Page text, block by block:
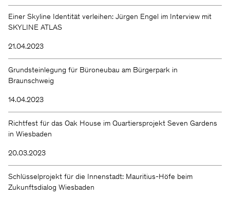
Einer Skyline Identität verleihen: Jürgen Engel im Interview mit
SKYLINE ATLAS
21.04.2023
Grundsteinlegung für Büroneubau am Bürgerpark in
Braunschweig
14.04.2023
Richtfest für das Oak House im Quartiersprojekt Seven Gardens
in Wiesbaden
20.03.2023
Schlüsselprojekt für die Innenstadt: Mauritius-Höfe beim
Zukunftsdialog Wiesbaden